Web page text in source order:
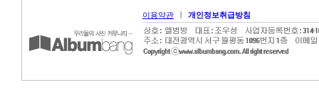
이용약관 | 개인정보취급방침